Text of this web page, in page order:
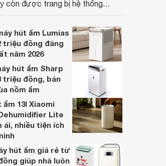
Quạt thông gió xách tay
còn được trang bị hệ thống
khí, mang đến môi trường
lành và tốt hơn cho sức khỏe
hút ẩm Lumias
triệu đồng đáng
năm 2026
hút ẩm Sharp
triệu đồng, bán
nồm ẩm
ẩm 13l Xiaomi
Lite
ái, nhiều tiện ích
hút ẩm giá rẻ từ
giúp nhà luôn